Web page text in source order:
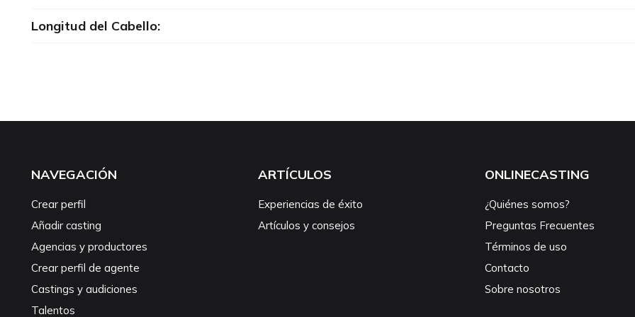
Longitud del Cabello:
NAVEGACIÓN
Crear perfil
Añadir casting
Agencias y productores
Crear perfil de agente
Castings y audiciones
Talentos
ARTÍCULOS
Experiencias de éxito
Artículos y consejos
ONLINECASTING
¿Quiénes somos?
Preguntas Frecuentes
Términos de uso
Contacto
Sobre nosotros